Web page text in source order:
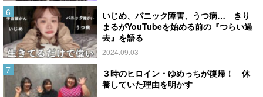
いじめ、パニック障害、うつ病… きり
まるがYouTubeを始める前の『つらい過
去』を語る
2024.09.03
３時のヒロイン・ゆめっちが復帰！ 休
養していた理由を明かす